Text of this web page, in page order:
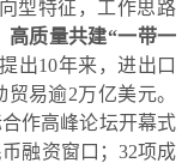
型特征，工作思路
高质量共建“一带一
出10年来，进出口
贸易逾2万亿美元。
作高峰论坛开幕式
融资窗口； 32项成